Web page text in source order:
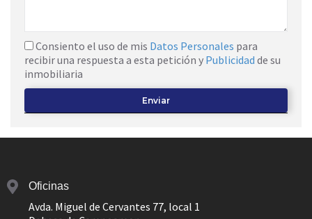
Consiento el uso de mis Datos Personales para
recibir una respuesta a esta petición y Publicidad de su
inmobiliaria
Enviar
Oficinas
Avda. Miguel de Cervantes 77, local 1